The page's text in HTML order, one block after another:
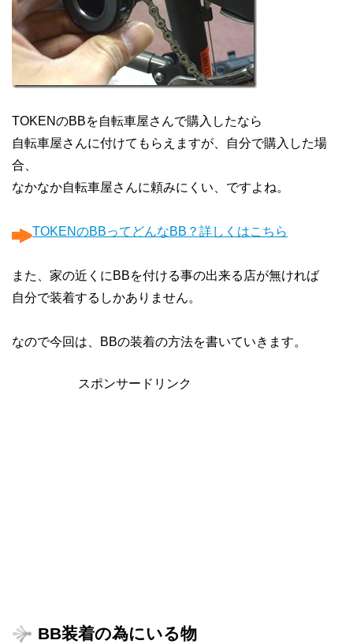
TOKENのBBを自転車屋さんで購入したなら
自転車屋さんに付けてもらえますが、自分で購入した場
合、
なかなか自転車屋さんに頼みにくい、ですよね。
TOKENのBBってどんなBB？詳しくはこちら
また、家の近くにBBを付ける事の出来る店が無ければ
自分で装着するしかありません。
なので今回は、BBの装着の方法を書いていきます。
スポンサードリンク
BB装着の為にいる物